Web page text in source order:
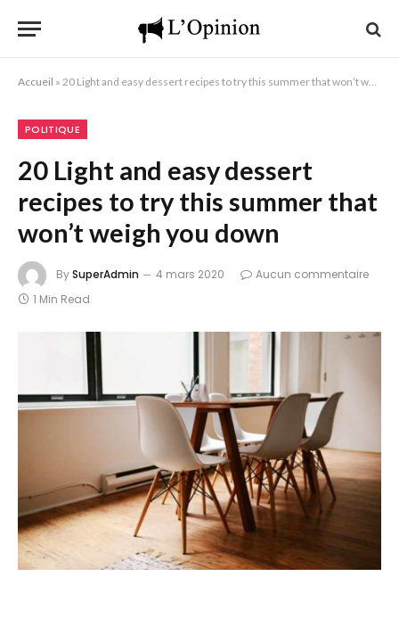
Accueil » 20 Light and easy dessert recipes to try this summer that won’t weigh you down
POLITIQUE
20 Light and easy dessert
recipes to try this summer that
won’t weigh you down
BySuperAdmin 4 mars 2020
Aucun commentaire
1 Min Read